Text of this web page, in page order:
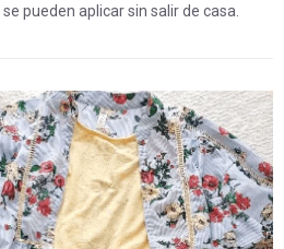
pueden aplicar sin salir de casa.